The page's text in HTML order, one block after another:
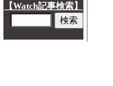
【Watch記事検索】